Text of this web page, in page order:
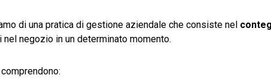
di una pratica di gestione aziendale che consiste nel
negozio in un determinato momento.